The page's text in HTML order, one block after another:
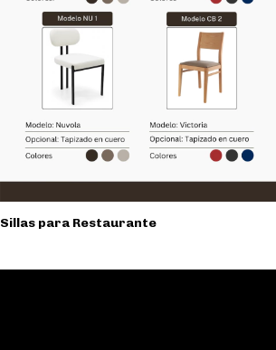
Sillas para Restaurante